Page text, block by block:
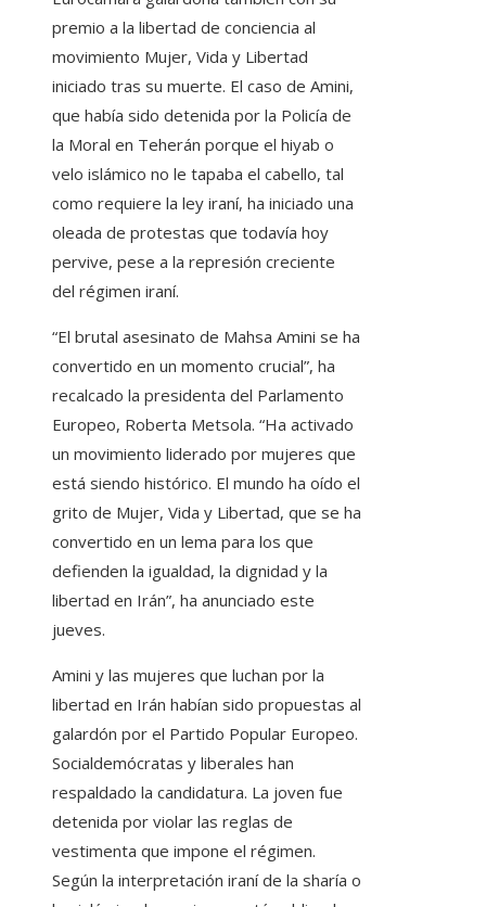
premio a la libertad de conciencia al
movimiento Mujer, Vida y Libertad
iniciado tras su muerte. El caso de Amini,
que había sido detenida por la Policía de
la Moral en Teherán porque el hiyab o
velo islámico no le tapaba el cabello, tal
como requiere la ley iraní, ha iniciado una
oleada de protestas que todavía hoy
pervive, pese a la represión creciente
del régimen iraní.
“El brutal asesinato de Mahsa Amini se ha
convertido en un momento crucial”, ha
recalcado la presidenta del Parlamento
Europeo, Roberta Metsola. “Ha activado
un movimiento liderado por mujeres que
está siendo histórico. El mundo ha oído el
grito de Mujer, Vida y Libertad, que se ha
convertido en un lema para los que
defienden la igualdad, la dignidad y la
libertad en Irán”, ha anunciado este
jueves.
Amini y las mujeres que luchan por la
libertad en Irán habían sido propuestas al
galardón por el Partido Popular Europeo.
Socialdemócratas y liberales han
respaldado la candidatura. La joven fue
detenida por violar las reglas de
vestimenta que impone el régimen.
Según la interpretación iraní de la sharía o